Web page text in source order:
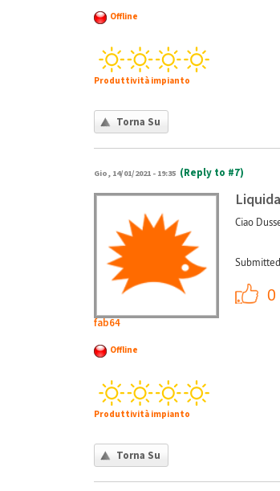
Offline
Produttività impianto
Torna Su
Gio, 14/01/2021 - 19:35 (Reply to #7)
fab64
Offline
Produttività impianto
Ciao
0
Torna Su